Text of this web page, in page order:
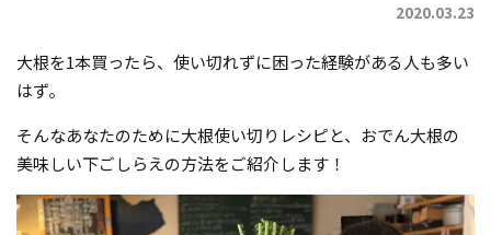
2020.03.23
大根を1本買ったら、使い切れずに困った経験がある人も多い
はず。
そんなあなたのために大根使い切りレシピと、おでん大根の
美味しい下ごしらえの方法をご紹介します！